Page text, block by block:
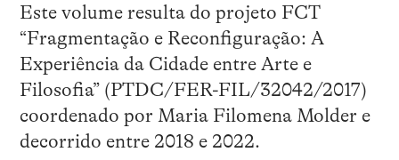
Este volume resulta do projeto FCT
“Fragmentação e Reconfiguração: A
Experiência da Cidade entre Arte e
Filosofia” (PTDC/FER-FIL/32042/2017)
coordenado por Maria Filomena Molder e
decorrido entre 2018 e 2022.